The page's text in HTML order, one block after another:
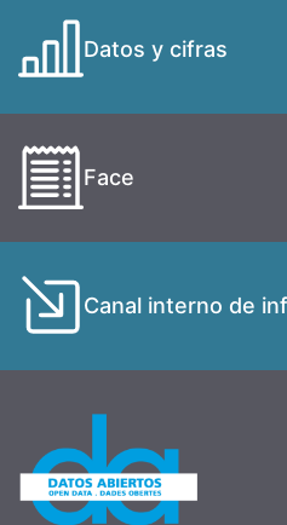
Datos y cifras
Face
Canal interno de